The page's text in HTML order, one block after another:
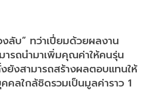
ลับ” ทว่าเปี่ยมด้วยผลงาน
ารถนำมาเพิ่มคุณค่าให้คนรุ่น
ยังสามารถสร้างผลตอบแทนให้
คลใกล้ชิดรวมเป็นมูลค่าราว 1